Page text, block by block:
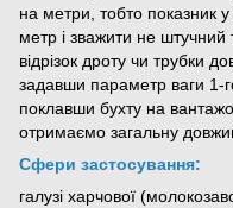
на метри, тобто показник
метр і зважити не
відрізок дроту чи трубки
задавши параметр ваги 1-
поклавши бухту на
отримаємо загальну
Сфери застосування:
галузі харчової